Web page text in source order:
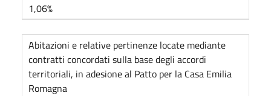
1,06%
Abitazioni e relative pertinenze locate mediante
contratti concordati sulla base degli accordi
territoriali, in adesione al Patto per la Casa Emilia
Romagna